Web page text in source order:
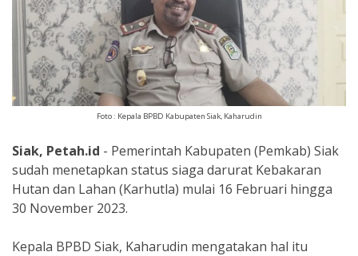
Foto : Kepala BPBD Kabupaten Siak, Kaharudin
Siak, Petah.id - Pemerintah Kabupaten (Pemkab) Siak
sudah menetapkan status siaga darurat Kebakaran
Hutan dan Lahan (Karhutla) mulai 16 Februari hingga
30 November 2023.
Kepala BPBD Siak, Kaharudin mengatakan hal itu